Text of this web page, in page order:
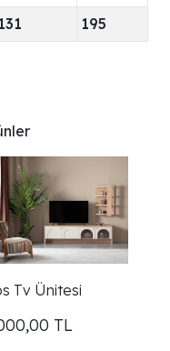
131 195
Tv Ünitesi
TL